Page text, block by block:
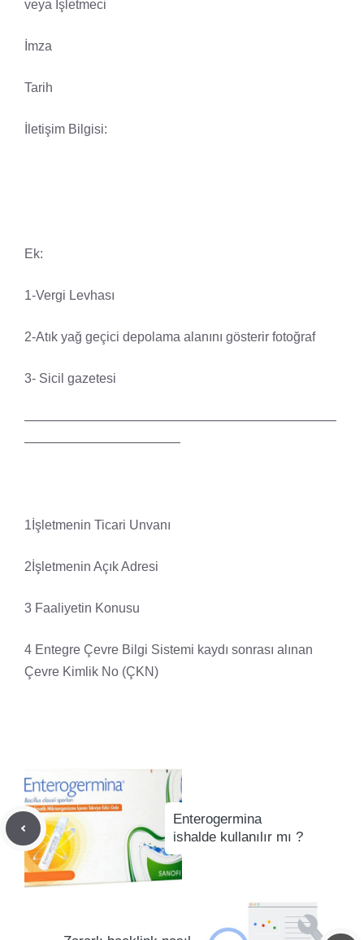
veya İşletmeci
İmza
Tarih
İletişim Bilgisi:
Ek:
1-Vergi Levhası
2-Atık yağ geçici depolama alanını gösterir fotoğraf
3- Sicil gazetesi
————————————————————————
————————————
1İşletmenin Ticari Unvanı
2İşletmenin Açık Adresi
3 Faaliyetin Konusu
4 Entegre Çevre Bilgi Sistemi kaydı sonrası alınan
Çevre Kimlik No (ÇKN)
Enterogermina
ishalde kullanılır mı ?